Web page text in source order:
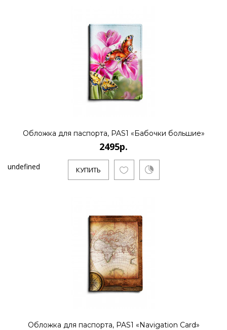
Обложка для паспорта, PAS1 «Бабочки большие»
2495р.
КУПИТЬ
undefined
Обложка для паспорта, PAS1 «Navigation Card»